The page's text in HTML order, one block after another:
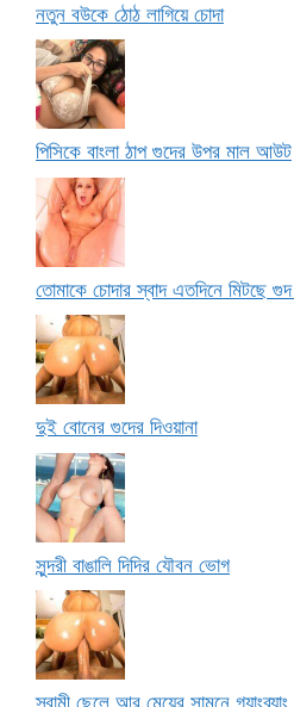
নতুন বউকে ঠোঠ লাগিয়ে চোদা
পিসিকে বাংলা ঠাপ গুদের উপর মাল আউট
তোমাকে চোদার স্বাদ এতদিনে মিটছে
দুই বোনের গুদের দিওয়ানা
সুন্দরী বাঙালি দিদির যৌবন ভোগ